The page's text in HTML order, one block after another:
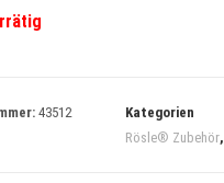
43512
Kategorien
Rösle® Zubehör,